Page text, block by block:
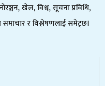
खेल, विश्व, सूचना प्रविधि,
र विश्लेषणलाई समेट्छ।